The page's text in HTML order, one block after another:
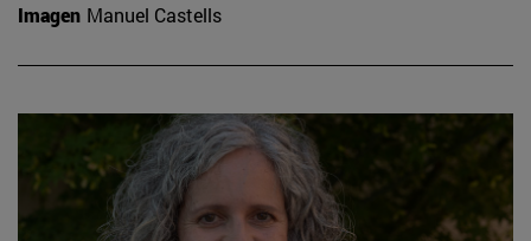
Imagen Manuel Castells